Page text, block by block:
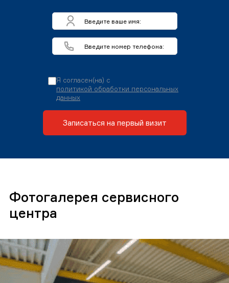
Я согласен(на) с
политикой обработки персональных
данных
Записаться на первый визит
Фотогалерея сервисного
центра